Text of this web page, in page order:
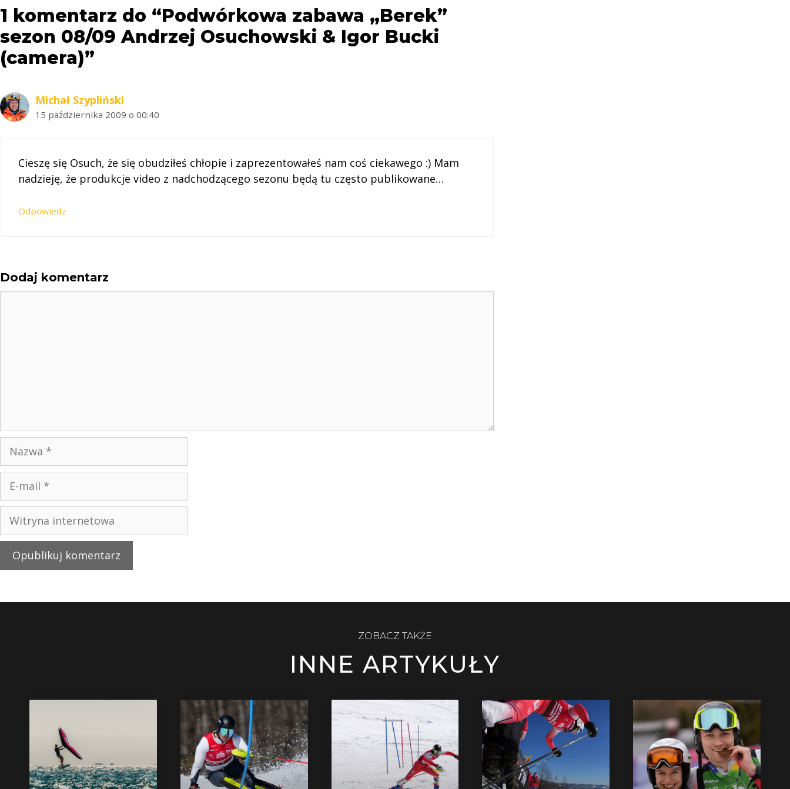
1 komentarz do “Podwórkowa zabawa „Berek”
sezon 08/09 Andrzej Osuchowski & Igor Bucki
(camera)”
Michał Szypliński
15 października 2009 o 00:40
Cieszę się Osuch, że się obudziłeś chłopie i zaprezentowałeś nam coś ciekawego :) Mam
nadzieję, że produkcje video z nadchodzącego sezonu będą tu często publikowane…
Odpowiedz
Dodaj komentarz
ZOBACZ TAKŻE
INNE ARTYKUŁY